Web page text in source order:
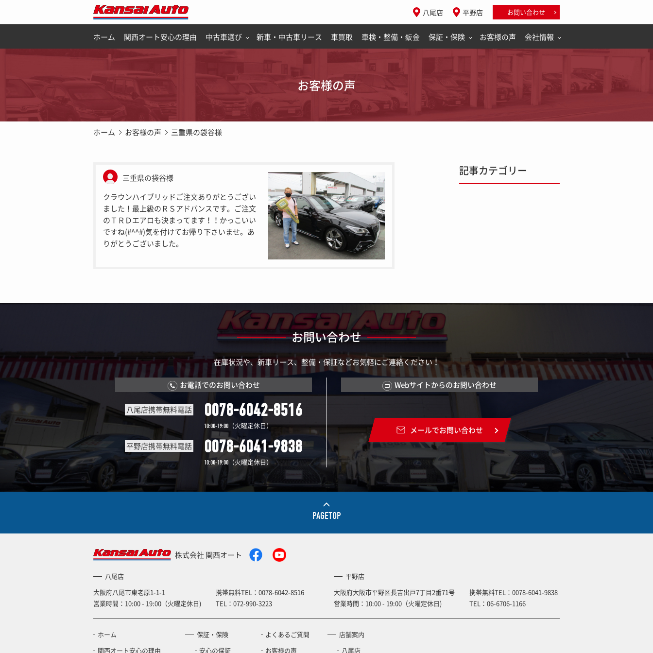
八尾店 平野店 お問い合わせ
ホーム 関西オート安心の理由 中古車選び 新車・中古車リース 車買取 車検・整備・鈑金 保証・保険 お客様の声 会社情報
お客様の声
ホーム お客様の声 三重県の袋谷様
三重県の袋谷様
クラウンハイブリッドご注文ありがとうござい
ました！最上級のＲＳアドバンスです。ご注文
のＴＲＤエアロも決まってます！！かっこいい
ですね(#^^#)気を付けてお帰り下さいませ。あ
りがとうございました。
記事カテゴリー
お問い合わせ
在庫状況や、新車リース、整備・保証などお気軽にご連絡ください！
お電話でのお問い合わせ
八尾店携帯無料電話 0078-6042-8516
10:00-19:00 （火曜定休日）
平野店携帯無料電話 0078-6041-9838
10:00-19:00 （火曜定休日）
Webサイトからのお問い合わせ
メールでお問い合わせ
PAGETOP
株式会社 関西オート
八尾店
大阪府八尾市東老原1-1-1
営業時間：10:00 - 19:00（火曜定休日)
携帯無料TEL： 0078-6042-8516
TEL： 072-990-3223
平野店
大阪府大阪市平野区長吉出戸7丁目2番71号
営業時間：10:00 - 19:00（火曜定休日)
携帯無料TEL： 0078-6041-9838
TEL： 06-6706-1166
ホーム
関西オート安心の理由
保証・保険
安心の保証
よくあるご質問
お客様の声
店舗案内
八尾店